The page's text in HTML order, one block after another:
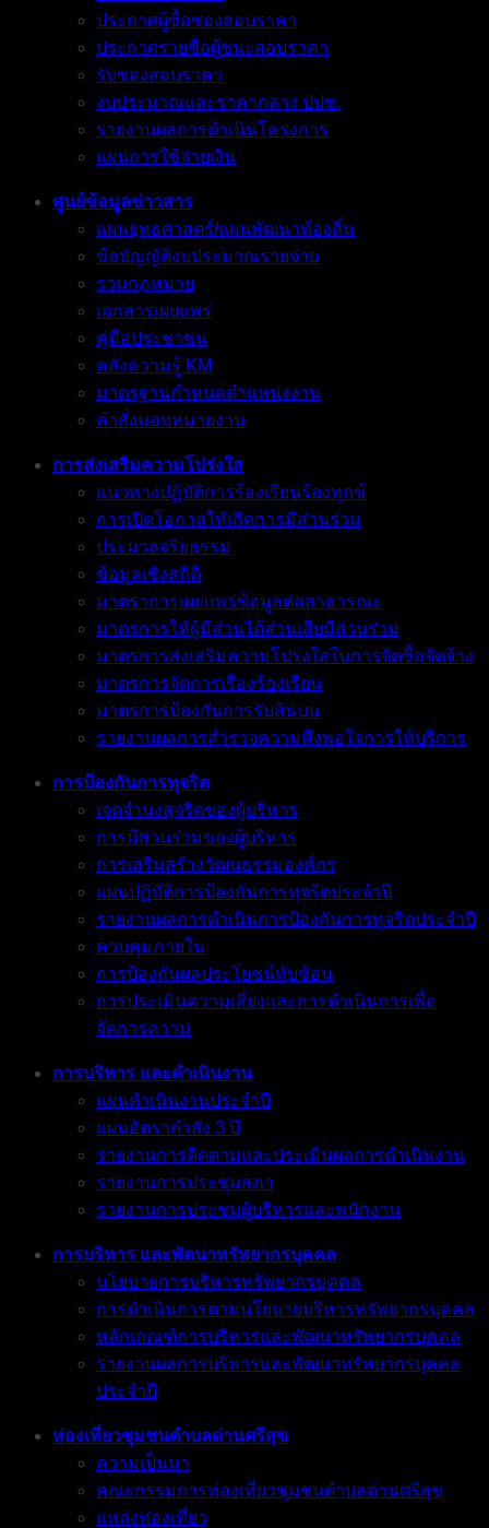
ประกาศผู้ซื้อซองสอบราคา
ประกาศรายชื่อผู้ชนะสอบราคา
รับซองสอบราคา
งบประมาณและราคากลาง ปปช.
รายงานผลการดำเนินโครงการ
แผนการใช้จ่ายเงิน
ศูนย์ข้อมูลข่าวสาร
แผนยุทธศาสตร์/แผนพัฒนาท้องถิ่น
ข้อบัญญัติงบประมาณรายจ่าย
รวมกฎหมาย
เอกสารเผยแพร่
คู่มือประชาชน
คลังความรู้ KM
มาตรฐานกำหนดตำแหน่งงาน
คำสั่งมอบหมายงาน
การส่งเสริมความโปร่งใส
แนวทางปฏิบัติการร้องเรียนร้องทุกข์
การเปิดโอกาสให้เกิดการมีส่วนร่วม
ประมวลจริยธรรม
ข้อมูลเชิงสถิติ
มาตราการเผยแพร่ข้อมูลต่อสาธารณะ
มาตรการให้ผู้มีส่วนได้ส่วนเสียมีส่วนร่วม
มาตรการส่งเสริมความโปร่งใสในการจัดซื้อจัดจ้าง
มาตรการจัดการเรื่องร้องเรียน
มาตรการป้องกันการรับสินบน
รายงานผลการสำรวจความพึงพอใจการให้บริการ
การป้องกันการทุจริต
เจตจำนงสุจริตของผู้บริหาร
การมีส่วนร่วมของผู้บริหาร
การเสริมสร้างวัฒนธรรมองค์กร
แผนปฏิบัติการป้องกันการทุจริตประจำปี
รายงานผลการดำเนินการป้องกันการทุจริตประจำปี
ควบคุมภายใน
การป้องกันผลประโยชน์ทับซ้อน
การประเมินความเสี่ยงและการดำเนินการเพื่อ
จัดการความ
การบริหาร และดำเนินงาน
แผนดำเนินงานประจำปี
แผนอัตรากำลัง 3 ปี
รายงานการติดตามและประเมินผลการดำเนินงาน
รายงานการประชุมสภา
รายงานการประชุมผู้บริหารและพนักงาน
การบริหาร และพัตนาทรัพยากรบุคคล
นโยบายการบริหารทรัพยากรบุคคล
การดำเนินการตามนโยบายบริหารทรัพยากรบุคคล
หลักเกณฑ์การบริหารและพัฒนาทรัพยากรบุคคล
รายงานผลการบริหารและพัฒนาทรัพยากรบุคคล
ประจำปี
ท่องเที่ยวชุมชนตำบลด่านศรีสุข
ความเป็นมา
คณะกรรมการท่องเที่ยวชุมชนตำบลด่านศรีสุข
แหล่งท่องเที่ยว